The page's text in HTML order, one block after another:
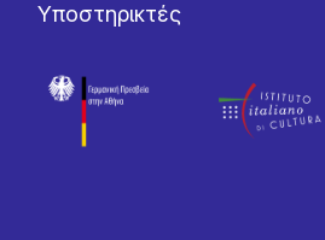
Υποστηρικτές